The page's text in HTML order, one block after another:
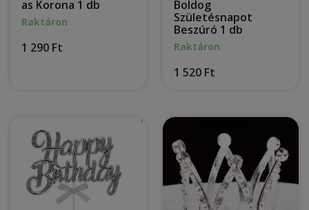
as Korona 1 db
Raktáron
1 290 Ft
Boldog
Születésnapot
Beszúró 1 db
Raktáron
1 520 Ft